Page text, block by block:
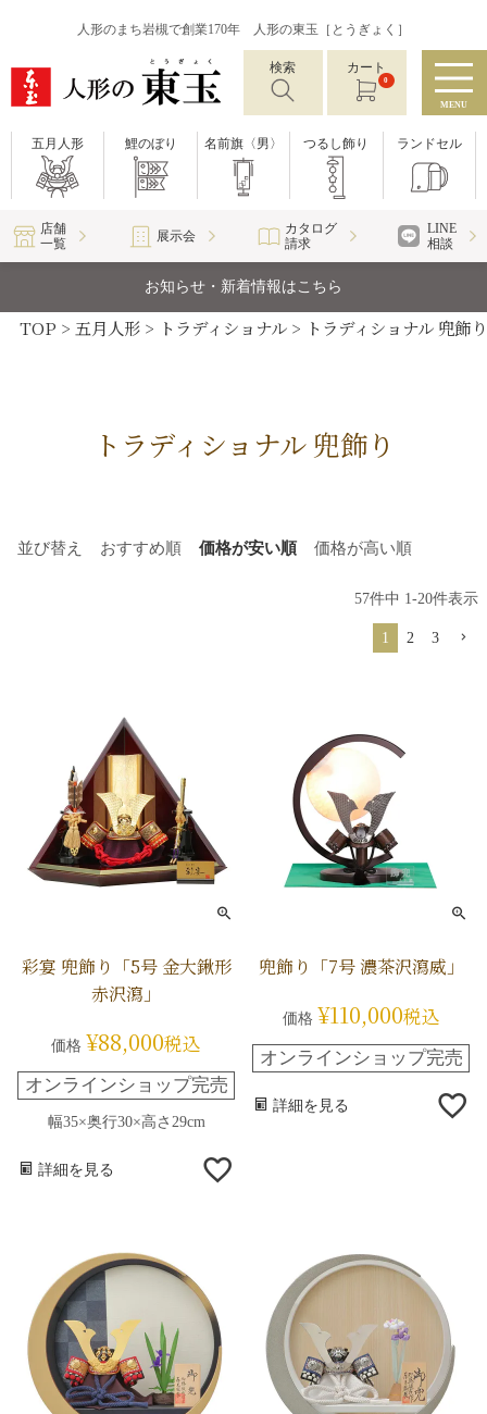
人形のまち岩槻で創業170年 人形の東玉［とうぎょく］
検索 カート
0
MENU
五月人形 鯉のぼり 名前旗〈男〉 つるし飾り ランドセル
店舗
一覧
展示会
カタログ
請求
LINE
相談
お知らせ・新着情報はこちら
TOP 五月人形 トラディショナル トラディショナル 兜飾り
トラディショナル 兜飾り
並び替え おすすめ順 価格が安い順 価格が高い順
57件中 1-20件表示
1 2 3
彩宴 兜飾り「5号 金大鍬形
赤沢瀉」
価格 ¥88,000税込
オンラインショップ完売
幅35×奥行30×高さ29cm
詳細を見る
兜飾り「7号 濃茶沢瀉威」
価格 ¥110,000税込
オンラインショップ完売
詳細を見る